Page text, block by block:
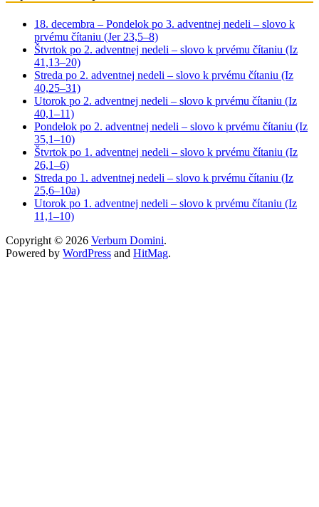
18. decembra – Pondelok po 3. adventnej nedeli – slovo k
prvému čítaniu (Jer 23,5–8)
Štvrtok po 2. adventnej nedeli – slovo k prvému čítaniu (Iz
41,13–20)
Streda po 2. adventnej nedeli – slovo k prvému čítaniu (Iz
40,25–31)
Utorok po 2. adventnej nedeli – slovo k prvému čítaniu (Iz
40,1–11)
Pondelok po 2. adventnej nedeli – slovo k prvému čítaniu (Iz
35,1–10)
Štvrtok po 1. adventnej nedeli – slovo k prvému čítaniu (Iz
26,1–6)
Streda po 1. adventnej nedeli – slovo k prvému čítaniu (Iz
25,6–10a)
Utorok po 1. adventnej nedeli – slovo k prvému čítaniu (Iz
11,1–10)
Copyright © 2026 Verbum Domini.
Powered by WordPress and HitMag.